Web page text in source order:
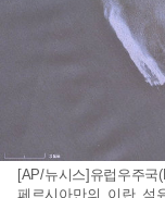
[AP/뉴시스]유럽우주
페르시아만의 이란 석